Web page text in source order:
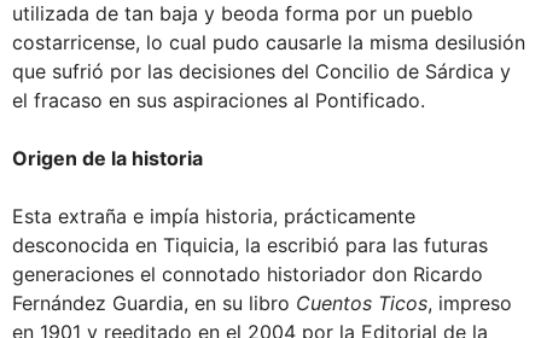
utilizada de tan baja y beoda forma por un pueblo
costarricense, lo cual pudo causarle la misma desilusión
que sufrió por las decisiones del Concilio de Sárdica y
el fracaso en sus aspiraciones al Pontificado.
Origen de la historia
Esta extraña e impía historia, prácticamente
desconocida en Tiquicia, la escribió para las futuras
generaciones el connotado historiador don Ricardo
Fernández Guardia, en su libro Cuentos Ticos, impreso
en 1901 y reeditado en el 2004 por la Editorial de la